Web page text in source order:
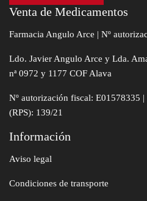
Venta de Medicamentos
Farmacia Angulo Arce | Nº
Ldo. Javier Angulo Arce y Lda.
nª 0972 y 1177 COF Alava
Nº autorización fiscal: E01578335
(RPS): 139/21
Información
Aviso legal
Condiciones de transporte